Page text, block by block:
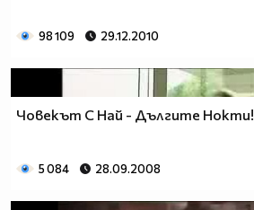
98 109 29.12.2010
Човекът С Най - Дългите Нокти!
5 084 28.09.2008